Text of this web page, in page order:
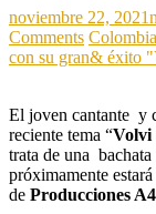
noviembre 22, 2021
Comments
con su gran& éxito
El joven cantante y
reciente tema “Volvi
trata de una
próximamente
de Producciones